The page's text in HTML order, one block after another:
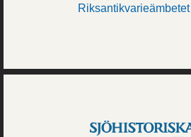
Riksantikvarieämbetet